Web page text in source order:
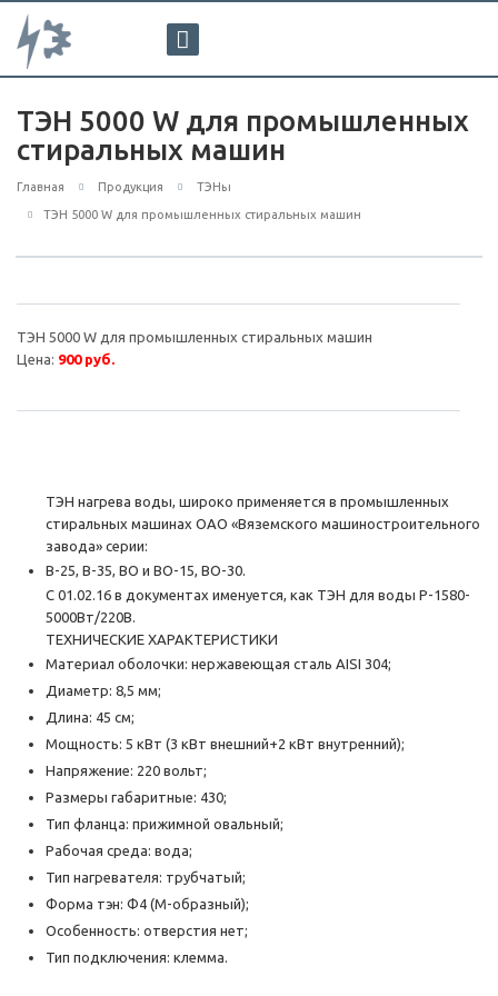
ТЭН 5000 W для промышленных
стиральных машин
Главная Продукция ТЭНы
ТЭН 5000 W для промышленных стиральных машин
ТЭН 5000 W для промышленных стиральных машин
Цена: 900 руб.
ТЭН нагрева воды, широко применяется в промышленных
стиральных машинах ОАО «Вяземского машиностроительного
завода» серии:
В-25, В-35, ВО и ВО-15, ВО-30.
С 01.02.16 в документах именуется, как ТЭН для воды Р-1580-
5000Вт/220В.
ТЕХНИЧЕСКИЕ ХАРАКТЕРИСТИКИ
Материал оболочки: нержавеющая сталь AISI 304;
Диаметр: 8,5 мм;
Длина: 45 см;
Мощность: 5 кВт (3 кВт внешний+2 кВт внутренний);
Напряжение: 220 вольт;
Размеры габаритные: 430;
Тип фланца: прижимной овальный;
Рабочая среда: вода;
Тип нагревателя: трубчатый;
Форма тэн: Ф4 (М-образный);
Особенность: отверстия нет;
Тип подключения: клемма.